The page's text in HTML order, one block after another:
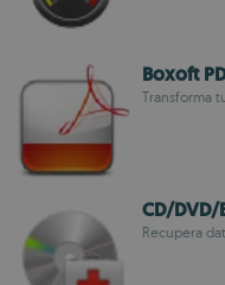
Boxoft
Transforma
CD/DVD/
Recupera